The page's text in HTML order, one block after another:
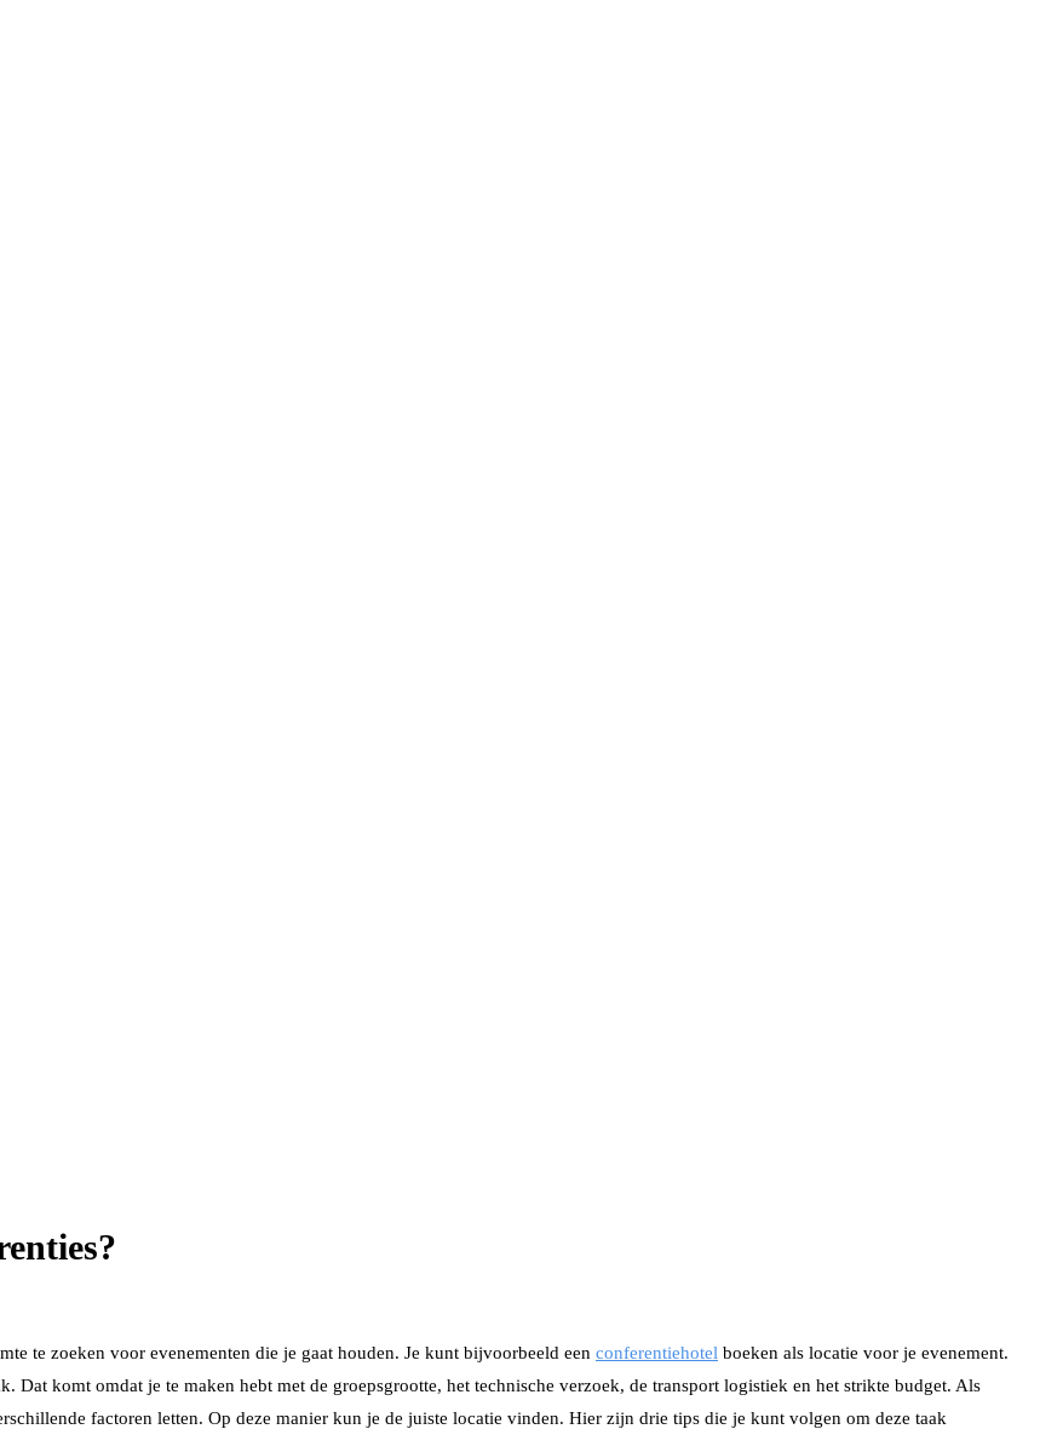
te zoeken voor evenementen die je gaat houden. Je kunt bijvoorbeeld een conferentiehotel boeken als locatie voor je evenement.
Dat komt omdat je te maken hebt met de groepsgrootte, het technische verzoek, de transport logistiek en het strikte budget. Als
factoren letten. Op deze manier kun je de juiste locatie vinden. Hier zijn drie tips die je kunt volgen om deze taak